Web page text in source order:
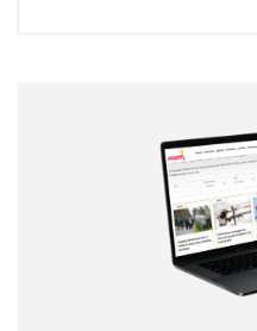
Correo electrónico
Tipo de comentario